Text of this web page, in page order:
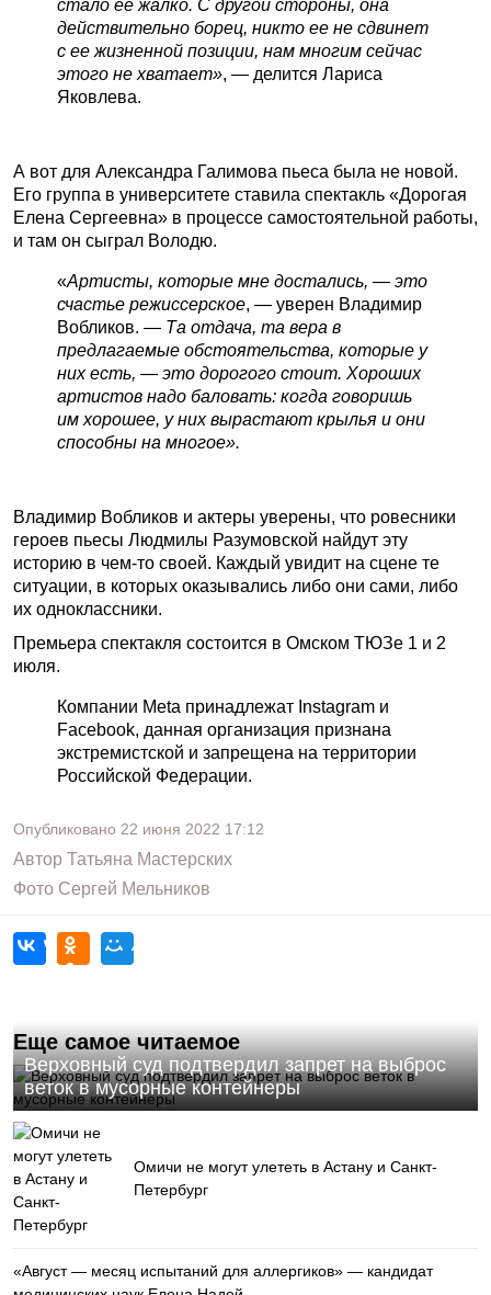
стало ее жалко. С другой стороны, она
действительно борец, никто ее не сдвинет
с ее жизненной позиции, нам многим сейчас
этого не хватает», — делится Лариса
Яковлева.
А вот для Александра Галимова пьеса была не новой.
Его группа в университете ставила спектакль «Дорогая
Елена Сергеевна» в процессе самостоятельной работы,
и там он сыграл Володю.
«Артисты, которые мне достались, — это
счастье режиссерское, — уверен Владимир
Вобликов. — Та отдача, та вера в
предлагаемые обстоятельства, которые у
них есть, — это дорогого стоит. Хороших
артистов надо баловать: когда говоришь
им хорошее, у них вырастают крылья и они
способны на многое».
Владимир Вобликов и актеры уверены, что ровесники
героев пьесы Людмилы Разумовской найдут эту
историю в чем-то своей. Каждый увидит на сцене те
ситуации, в которых оказывались либо они сами, либо
их одноклассники.
Премьера спектакля состоится в Омском ТЮЗе 1 и 2
июля.
Компании Meta принадлежат Instagram и
Facebook, данная организация признана
экстремистской и запрещена на территории
Российской Федерации.
Опубликовано 22 июня 2022 17:12
Автор Татьяна Мастерских
Фото Сергей Мельников
Еще самое читаемое
Верховный суд подтвердил запрет на выброс
веток в мусорные контейнеры
Омичи не могут улететь в Астану и Санкт-
Петербург
«Август — месяц испытаний для аллергиков» — кандидат